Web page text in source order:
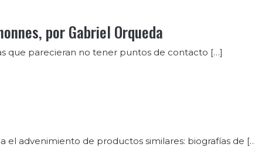
por Gabriel Orqueda
que parecieran no tener puntos de contacto […]
el advenimiento de productos similares: biografías de